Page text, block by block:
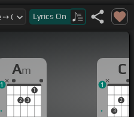
[Bm] el[Am]error.
en sus manos, y si
Lyrics On
Am
2 3
1
1
C
3
2
1